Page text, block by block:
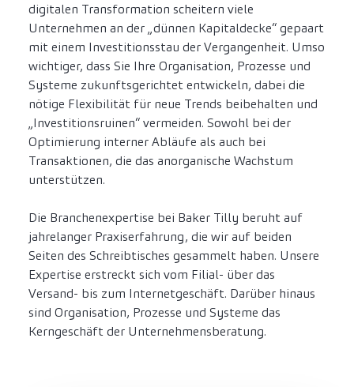
digitalen Transformation scheitern viele
Unternehmen an der „dünnen Kapitaldecke“ gepaart
mit einem Investitionsstau der Vergangenheit. Umso
wichtiger, dass Sie Ihre Organisation, Prozesse und
Systeme zukunftsgerichtet entwickeln, dabei die
nötige Flexibilität für neue Trends beibehalten und
„Investitionsruinen“ vermeiden. Sowohl bei der
Optimierung interner Abläufe als auch bei
Transaktionen, die das anorganische Wachstum
unterstützen.
Die Branchenexpertise bei Baker Tilly beruht auf
jahrelanger Praxiserfahrung, die wir auf beiden
Seiten des Schreibtisches gesammelt haben. Unsere
Expertise erstreckt sich vom Filial- über das
Versand- bis zum Internetgeschäft. Darüber hinaus
sind Organisation, Prozesse und Systeme das
Kerngeschäft der Unternehmensberatung.